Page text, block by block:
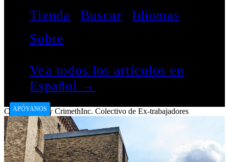
Tienda
Buscar
Idiomas
Sobre
Vea todos los artículos en
Español →
APÓYANOS
CrimethInc. by CrimethInc. Colectivo de Ex-trabajadores